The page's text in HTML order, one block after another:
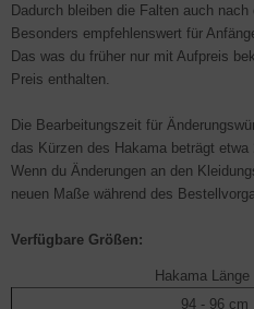
Dadurch bleiben die Falten auch
Besonders empfehlenswert für
Das was du früher nur mit Aufpreis
Preis enthalten.
Die Bearbeitungszeit für
das Kürzen des Hakama beträgt etwa
Wenn du Änderungen an den
neuen Maße während des
Verfügbare Größen:
Hakama Länge
94 - 96 cm